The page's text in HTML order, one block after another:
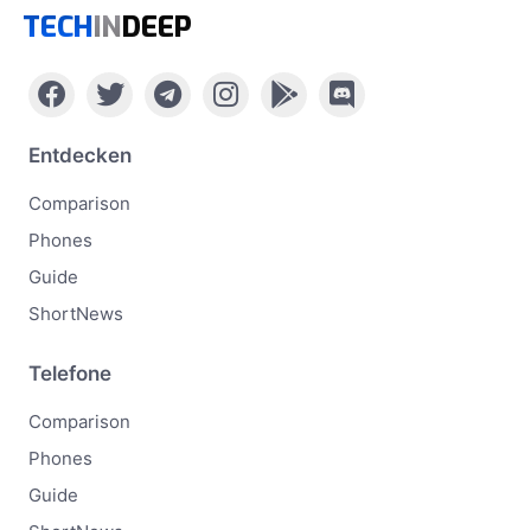
TECHINDEEP
Entdecken
Comparison
Phones
Guide
ShortNews
Telefone
Comparison
Phones
Guide